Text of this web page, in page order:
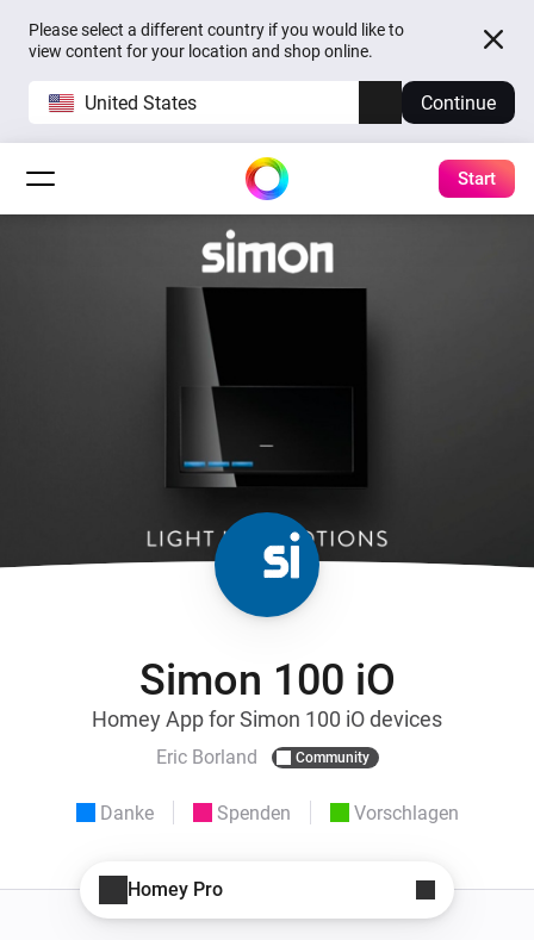
Please select a different country if you would like to
view content for your location and shop online.
United States Continue
Start
Simon 100 iO
Homey App for Simon 100 iO devices
Eric Borland Community
Danke Spenden Vorschlagen
Homey Pro